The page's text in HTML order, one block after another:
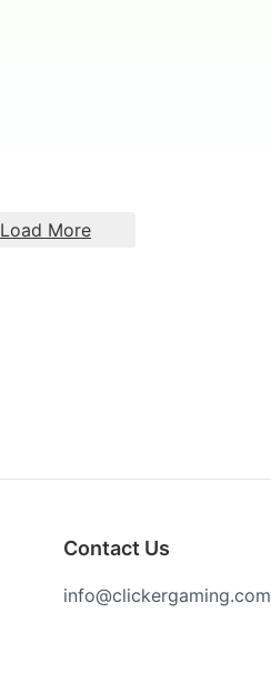
Load More
Contact Us
info@clickergaming.com